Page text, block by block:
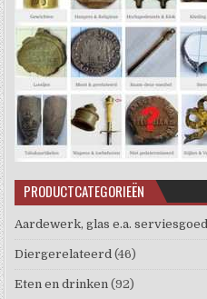
PRODUCTCATEGORIEËN
Aardewerk, glas e.a. serviesgoed
Diergerelateerd (46)
Eten en drinken (92)